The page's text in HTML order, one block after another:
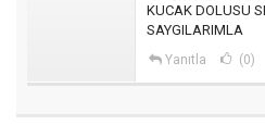
KUCAK DOLUSU
SAYGILARIMLA
Yanıtla (0)